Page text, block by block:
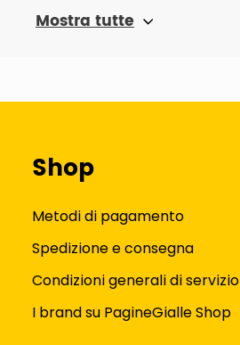
Mostra tutte
Shop
Metodi di pagamento
Spedizione e consegna
Condizioni generali di servizio
I brand su PagineGialle Shop